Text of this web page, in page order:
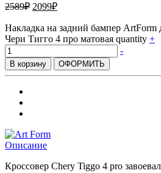
2589₽ 2099₽
Накладка на задний бампер ArtForm
Чери Тигго 4 про матовая quantity +
-
В корзину ОФОРМИТЬ
Описание
Кроссовер Chery Tiggo 4 pro